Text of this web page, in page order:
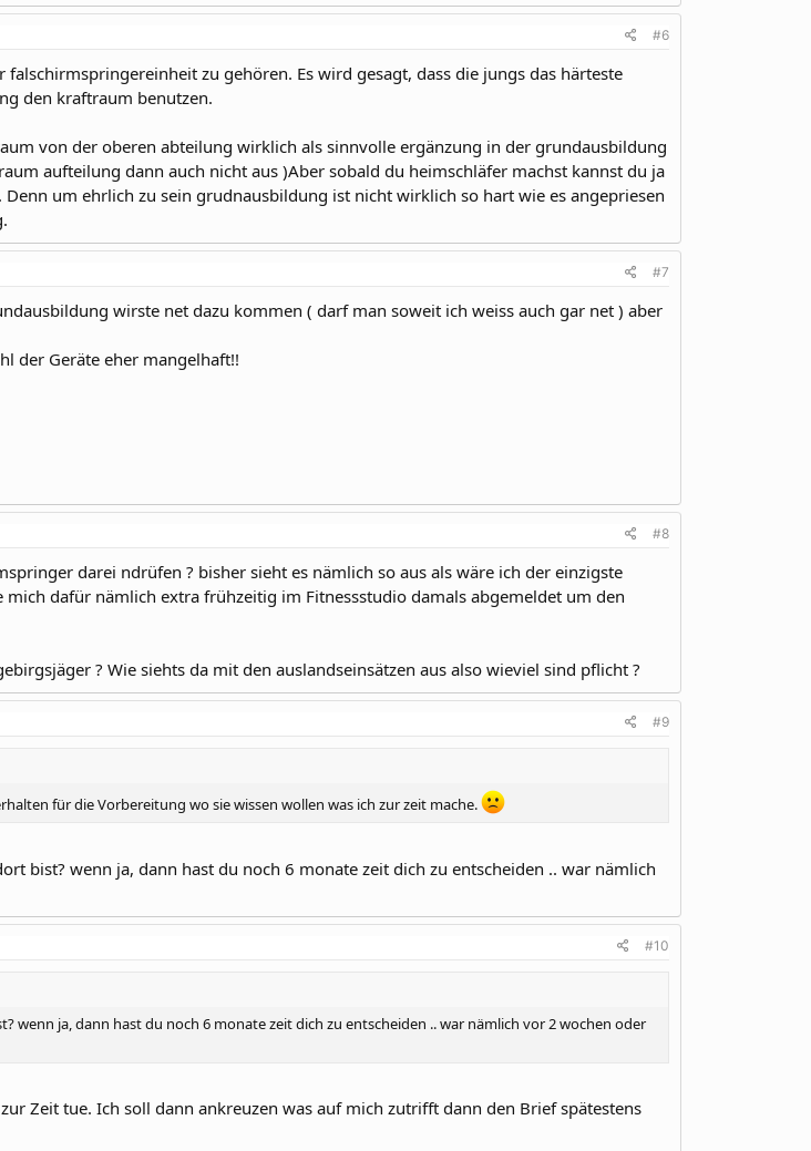
#6
zu gehören. Es wird gesagt, dass die jungs das härteste
den kraftraum benutzen.
von der oberen abteilung wirklich als sinnvolle ergänzung in der grundausbildung
aufteilung dann auch nicht aus )Aber sobald du heimschläfer machst kannst du ja
um ehrlich zu sein grudnausbildung ist nicht wirklich so hart wie es angepriesen
#7
wirste net dazu kommen ( darf man soweit ich weiss auch gar net ) aber
der Geräte eher mangelhaft!!
#8
darei ndrüfen ? bisher sieht es nämlich so aus als wäre ich der einzigste
dafür nämlich extra frühzeitig im Fitnessstudio damals abgemeldet um den
? Wie siehts da mit den auslandseinsätzen aus also wieviel sind pflicht ?
#9
für die Vorbereitung wo sie wissen wollen was ich zur zeit mache.
bist? wenn ja, dann hast du noch 6 monate zeit dich zu entscheiden .. war nämlich
#10
wenn ja, dann hast du noch 6 monate zeit dich zu entscheiden .. war nämlich vor 2 wochen oder
Zeit tue. Ich soll dann ankreuzen was auf mich zutrifft dann den Brief spätestens